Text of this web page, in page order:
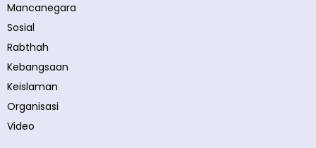
Mancanegara
Sosial
Rabthah
Kebangsaan
Keislaman
Organisasi
Video